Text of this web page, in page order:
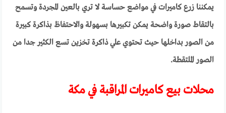
يمكننا زرع كاميرات في مواضع حساسة لا تري بالعين المجردة وتسمح
بالتقاط صورة واضحة يمكن تكبيرها بسهولة والاحتفاظ بذاكرة كبيرة
من الصور بداخلها حيث تحتوي علي ذاكرة تخزين تسع الكثير جدا من
الصور الملتقطة.
محلات بيع كاميرات المراقبة في مكة